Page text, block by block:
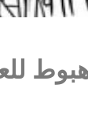
هبوط